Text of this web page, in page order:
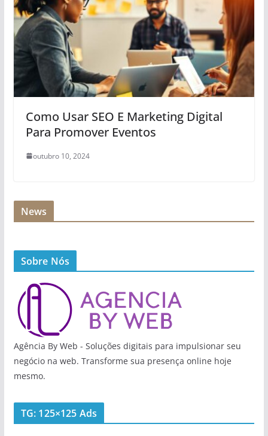
Como Usar SEO E Marketing Digital
Para Promover Eventos
outubro 10, 2024
News
Sobre Nós
Agência By Web - Soluções digitais para impulsionar seu
negócio na web. Transforme sua presença online hoje
mesmo.
TG: 125×125 Ads